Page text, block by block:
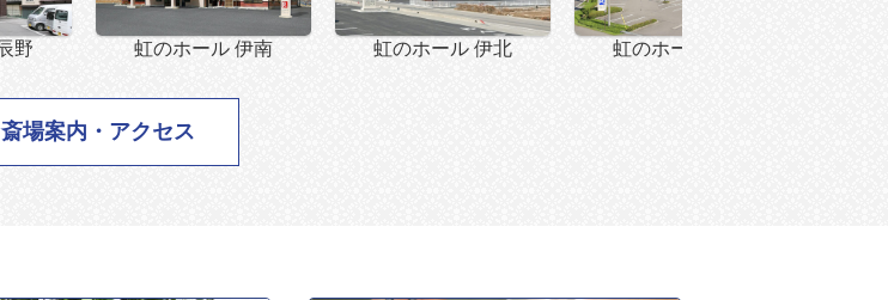
野 虹のホール 伊南 虹のホール 伊北 虹のホール 伊那
斎場案内・アクセス